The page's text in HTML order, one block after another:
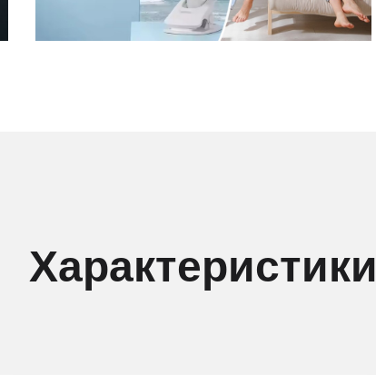
Характеристики